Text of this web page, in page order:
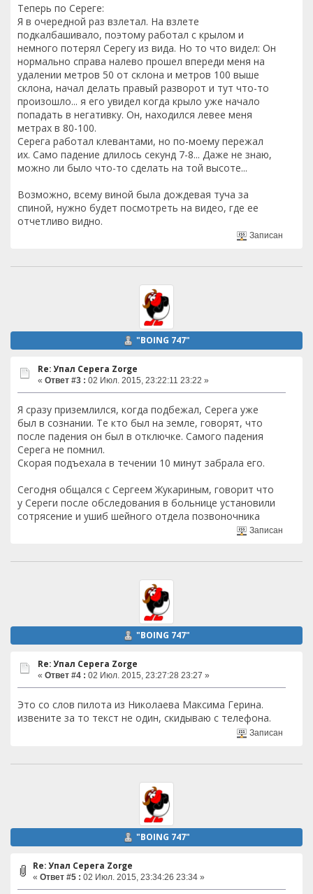
Теперь по Сереге:
Я в очередной раз взлетал. На взлете
подкалбашивало, поэтому работал с крылом и
немного потерял Серегу из вида. Но то что видел: Он
нормально справа налево прошел впереди меня на
удалении метров 50 от склона и метров 100 выше
склона, начал делать правый разворот и тут что-то
произошло... я его увидел когда крыло уже начало
попадать в негативку. Он, находился левее меня
метрах в 80-100.
Серега работал клевантами, но по-моему пережал
их. Само падение длилось секунд 7-8... Даже не знаю,
можно ли было что-то сделать на той высоте...
Возможно, всему виной была дождевая туча за
спиной, нужно будет посмотреть на видео, где ее
отчетливо видно.
Записан
"BOING 747"
Re: Упал Серега Zorge
« Ответ #3 : 02 Июл. 2015, 23:22:11 23:22 »
Я сразу приземлился, когда подбежал, Серега уже
был в сознании. Те кто был на земле, говорят, что
после падения он был в отключке. Самого падения
Серега не помнил.
Скорая подъехала в течении 10 минут забрала его.
Сегодня общался с Сергеем Жукариным, говорит что
у Сереги после обследования в больнице установили
сотрясение и ушиб шейного отдела позвоночника
Записан
"BOING 747"
Re: Упал Серега Zorge
« Ответ #4 : 02 Июл. 2015, 23:27:28 23:27 »
Это со слов пилота из Николаева Максима Герина.
извените за то текст не один, скидываю с телефона.
Записан
"BOING 747"
Re: Упал Серега Zorge
« Ответ #5 : 02 Июл. 2015, 23:34:26 23:34 »